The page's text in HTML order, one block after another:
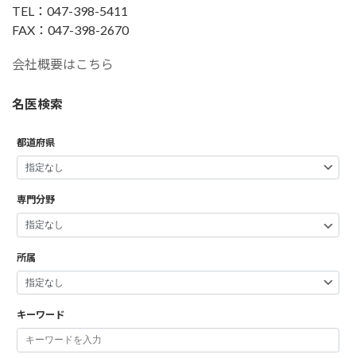
TEL：047-398-5411
FAX：047-398-2670
会社概要はこちら
名医検索
都道府県
専門分野
所属
キーワード